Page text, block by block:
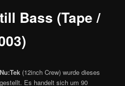
Bass (Tape /
(12inch Crew) wurde dieses
Es handelt sich um 90